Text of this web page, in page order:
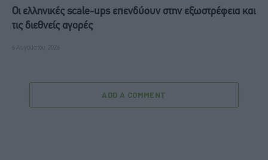
Οι ελληνικές scale-ups επενδύουν στην εξωστρέφεια και
τις διεθνείς αγορές
6 Αυγούστου, 2026
ADD A COMMENT